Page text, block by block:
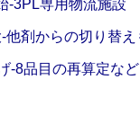
‐3PL専用物流施設
他剤からの切り替え
‐8品目の再算定な